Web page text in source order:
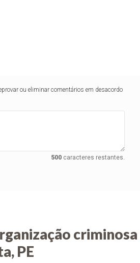
ou eliminar comentários em desacordo
500caracteres restantes.
criminosa
PE